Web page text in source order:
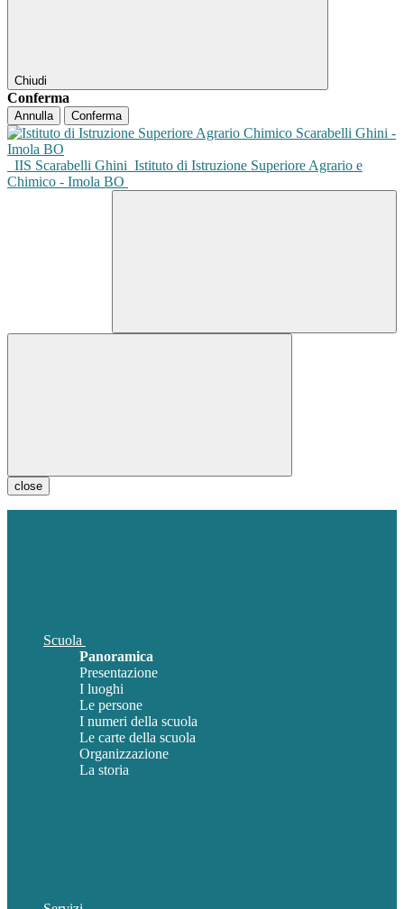
Chiudi
Conferma
Annulla Conferma
IIS Scarabelli Ghini Istituto di Istruzione Superiore Agrario e
Chimico - Imola BO
close
Scuola
Panoramica
Presentazione
I luoghi
Le persone
I numeri della scuola
Le carte della scuola
Organizzazione
La storia